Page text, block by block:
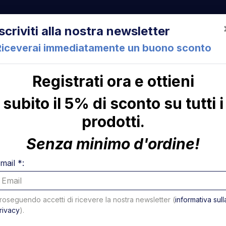
Cesena (FC) Italia
Cartuccia valvola 4 vie Ø18 mm - USATO
Ø18 mm
Codice: U31406T
alla nostra newsletter
immediatamente un buono sconto
Registrati ora e ottieni
subito il 5% di sconto su tutti i
prodotti.
Senza minimo d'ordine!
*:
accetti di ricevere la nostra newsletter (informativa
).